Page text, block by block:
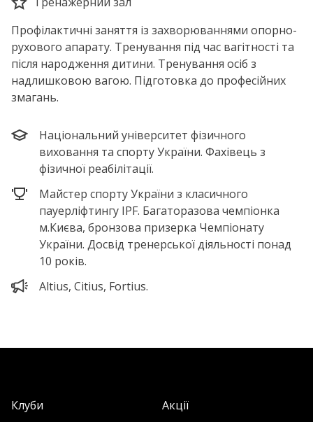
Профілактичні заняття із захворюваннями опорно-
рухового апарату. Тренування під час вагітності та
після народження дитини. Тренування осіб з
надлишковою вагою. Підготовка до професійних
змагань.
Національний університет фізичного
виховання та спорту України. Фахівець з
фізичної реабілітації.
Майстер спорту України з класичного
пауерліфтингу IPF. Багаторазова чемпіонка
м.Києва, бронзова призерка Чемпіонату
України. Досвід тренерської діяльності понад
10 років.
Altius, Citius, Fortius.
Клуби
Акції